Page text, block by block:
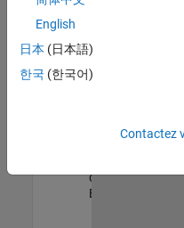
votre
région.
Senior Software
Senior
Engineer
qualité |
Expérimenté(e)
English
日本 (日本語)
한국 (한국어)
Contactez